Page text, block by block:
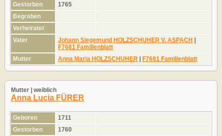
Gestorben
1765
Begraben
Verheiratet
Vater
Johann Siegemund HOLZSCHUHER V. ASPACH |
F7681 Familienblatt
Mutter
Anna Maria HOLZSCHUHER | F7681 Familienblatt
Mutter | weiblich
Anna Lucia FÜRER
Geboren
1711
Gestorben
1760